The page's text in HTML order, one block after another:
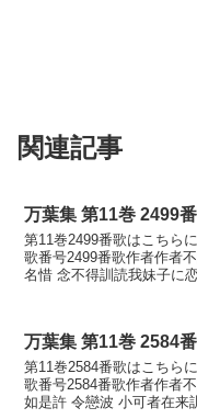
関連記事
万葉集 第11巻 2499
第11巻2499番歌はこちら
歌番号2499番歌作者作者
名惜 念不得訓読我妹子に
万葉集 第11巻 2584
第11巻2584番歌はこちら
歌番号2584番歌作者作者
如是許 令戀波 小可者在来